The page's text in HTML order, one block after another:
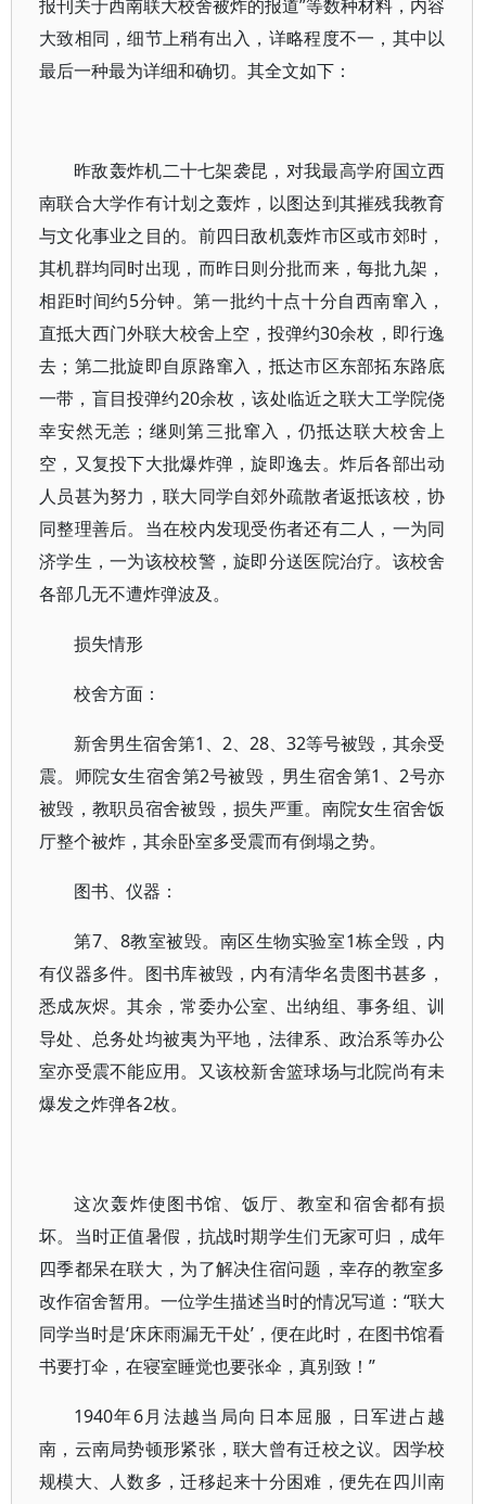
报刊关于西南联大校舍被炸的报道”等数种材料，内容
大致相同，细节上稍有出入，详略程度不一，其中以
最后一种最为详细和确切。其全文如下：
昨敌轰炸机二十七架袭昆，对我最高学府国立西
南联合大学作有计划之轰炸，以图达到其摧残我教育
与文化事业之目的。前四日敌机轰炸市区或市郊时，
其机群均同时出现，而昨日则分批而来，每批九架，
相距时间约5分钟。第一批约十点十分自西南窜入，
直抵大西门外联大校舍上空，投弹约30余枚，即行逸
去；第二批旋即自原路窜入，抵达市区东部拓东路底
一带，盲目投弹约20余枚，该处临近之联大工学院侥
幸安然无恙；继则第三批窜入，仍抵达联大校舍上
空，又复投下大批爆炸弹，旋即逸去。炸后各部出动
人员甚为努力，联大同学自郊外疏散者返抵该校，协
同整理善后。当在校内发现受伤者还有二人，一为同
济学生，一为该校校警，旋即分送医院治疗。该校舍
各部几无不遭炸弹波及。
损失情形
校舍方面：
新舍男生宿舍第1、2、28、32等号被毁，其余受
震。师院女生宿舍第2号被毁，男生宿舍第1、2号亦
被毁，教职员宿舍被毁，损失严重。南院女生宿舍饭
厅整个被炸，其余卧室多受震而有倒塌之势。
图书、仪器：
第7、8教室被毁。南区生物实验室1栋全毁，内
有仪器多件。图书库被毁，内有清华名贵图书甚多，
悉成灰烬。其余，常委办公室、出纳组、事务组、训
导处、总务处均被夷为平地，法律系、政治系等办公
室亦受震不能应用。又该校新舍篮球场与北院尚有未
爆发之炸弹各2枚。
这次轰炸使图书馆、饭厅、教室和宿舍都有损
坏。当时正值暑假，抗战时期学生们无家可归，成年
四季都呆在联大，为了解决住宿问题，幸存的教室多
改作宿舍暂用。一位学生描述当时的情况写道：“联大
同学当时是‘床床雨漏无干处’，便在此时，在图书馆看
书要打伞，在寝室睡觉也要张伞，真别致！”
1940年6月法越当局向日本屈服，日军进占越
南，云南局势顿形紧张，联大曾有迁校之议。因学校
规模大、人数多，迁移起来十分困难，便先在四川南